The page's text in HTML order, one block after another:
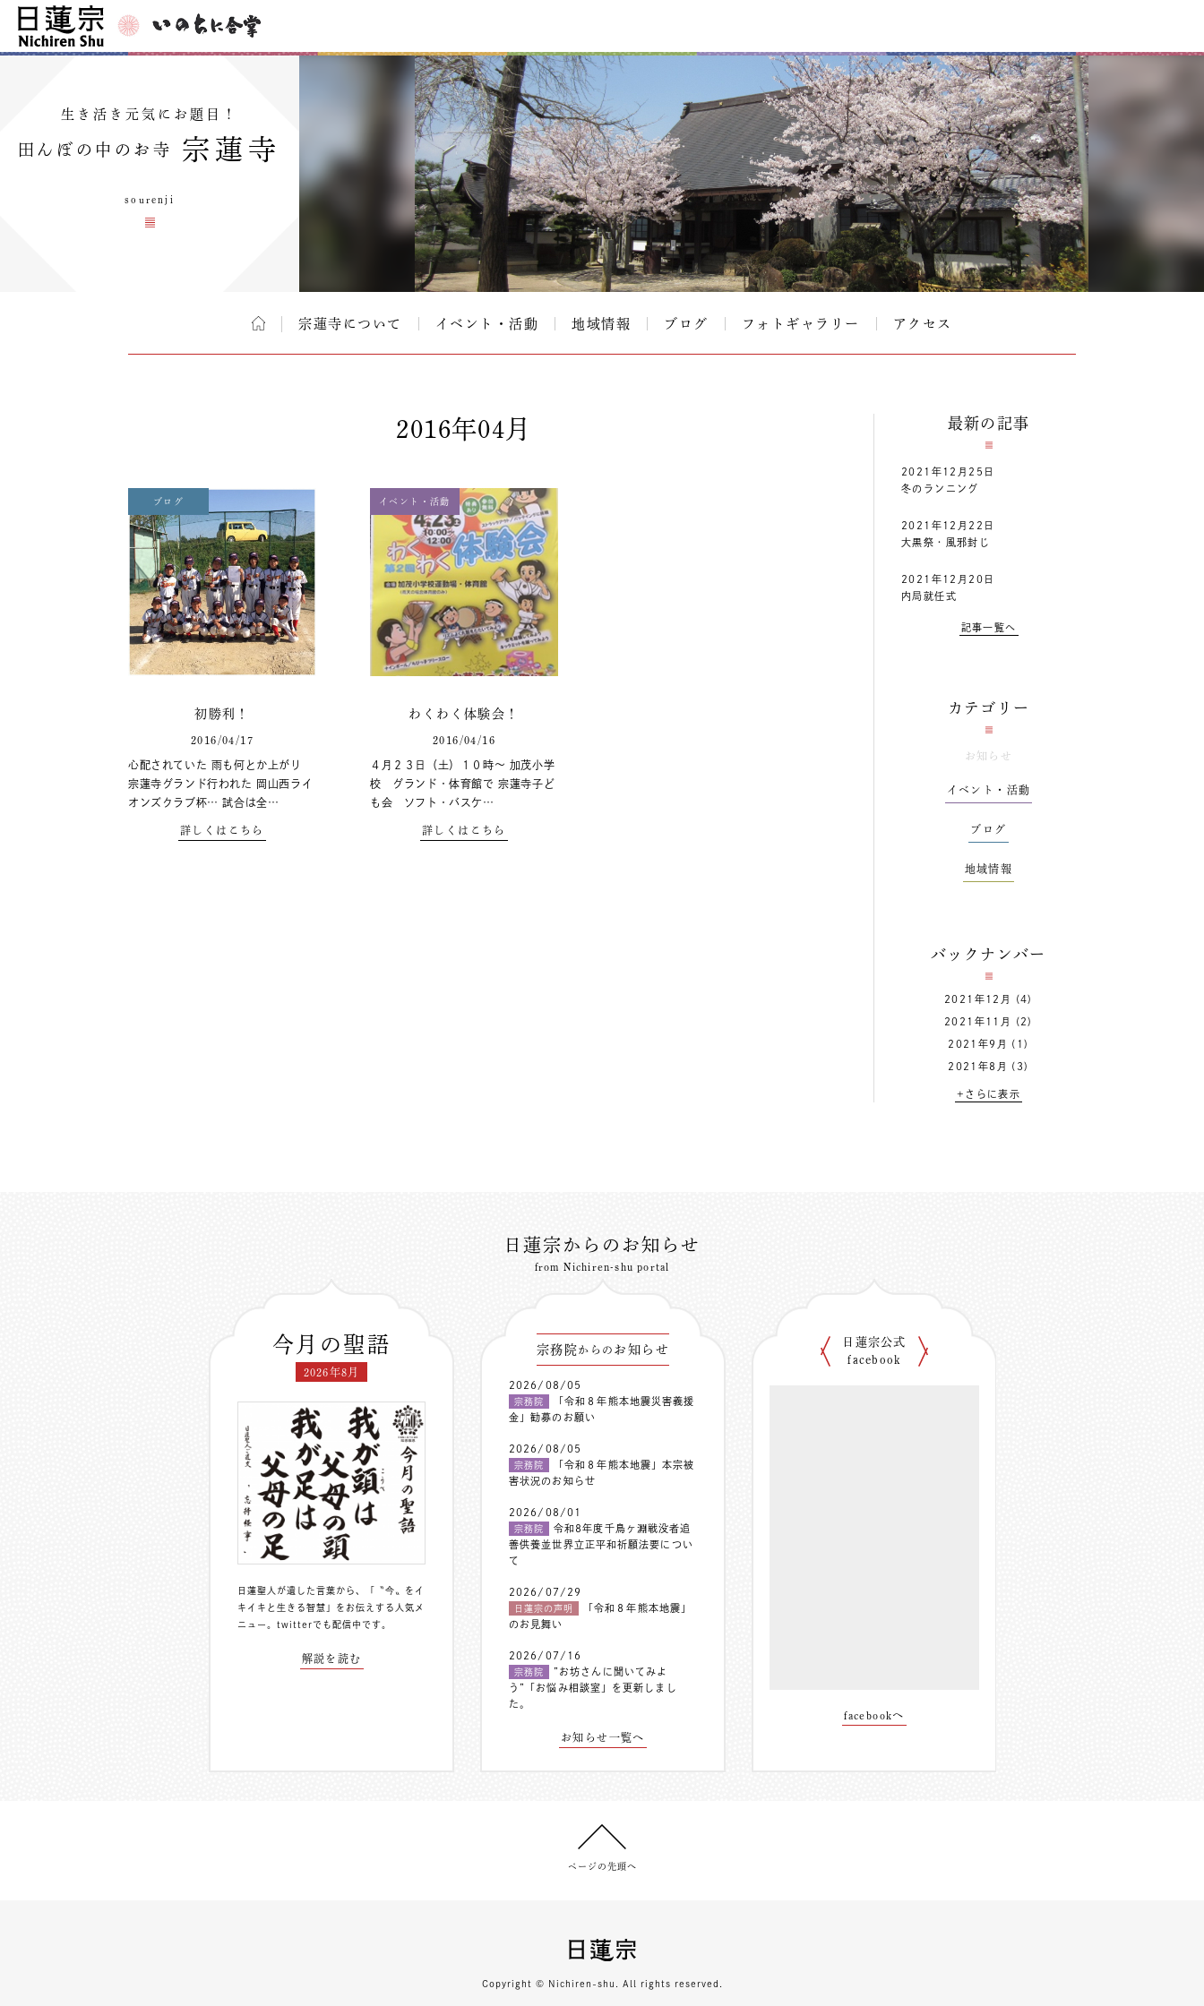
生き活き元気にお題目！
田んぼの中のお寺 宗蓮寺
sourenji
宗蓮寺について イベント・活動 地域情報 ブログ フォトギャラリー アクセス
2016年04月
ブログ
初勝利！
2016/04/17
心配されていた 雨も何とか上がり
宗蓮寺グランド行われた 岡山西ライ
オンズクラブ杯… 試合は全…
詳しくはこちら
イベント・活動
わくわく体験会！
2016/04/16
４月２３日（土）１０時～ 加茂小学
校 グランド・体育館で 宗蓮寺子ど
も会 ソフト・バスケ…
詳しくはこちら
最新の記事
2021年12月25日
冬のランニング
2021年12月22日
大黒祭・風邪封じ
2021年12月20日
内局就任式
記事一覧へ
カテゴリー
お知らせ
イベント・活動
ブログ
地域情報
バックナンバー
2021年12月 (4)
2021年11月 (2)
2021年9月 (1)
2021年8月 (3)
+さらに表示
日蓮宗からのお知らせ
from Nichiren-shu portal
今月の聖語
2026年8月
日蓮聖人が遺した言葉から、「〝今〟をイ
キイキと生きる智慧」をお伝えする人気メ
ニュー。 twitterでも配信中 です。
解説を読む
宗務院からの お知らせ
2026/08/05
宗務院
「令和８年熊本地震災害義援
金」勧募のお願い
2026/08/05
宗務院
「令和８年熊本地震」本宗被
害状況のお知らせ
2026/08/01
宗務院
令和8年度千鳥ヶ淵戦没者追
善供養並世界立正平和祈願法要につい
て
2026/07/29
日蓮宗の声明
「令和８年熊本地震」
のお見舞い
2026/07/16
宗務院
”お坊さんに聞いてみよ
う”「お悩み相談室」を更新しまし
た。
お知らせ一覧へ
日蓮宗公式
facebook
facebookへ
ページの先頭へ
Copyright © Nichiren-shu. All rights reserved.